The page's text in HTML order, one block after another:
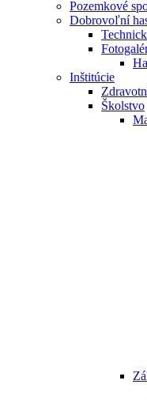
Pozemkové
Dobrovoľní
Inštitúcie
Školstvo